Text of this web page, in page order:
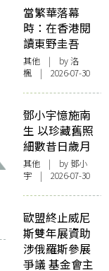
當繁華落幕
時：在香港閱
讀東野圭吾
其他 | by洛
楓 | 2026-07-30
鄧小宇憶施南
生 以珍藏舊照
細數昔日歲月
其他 | by 鄧小
宇 | 2026-07-30
歐盟終止威尼
斯雙年展資助
涉俄羅斯參展
爭議 基金會主